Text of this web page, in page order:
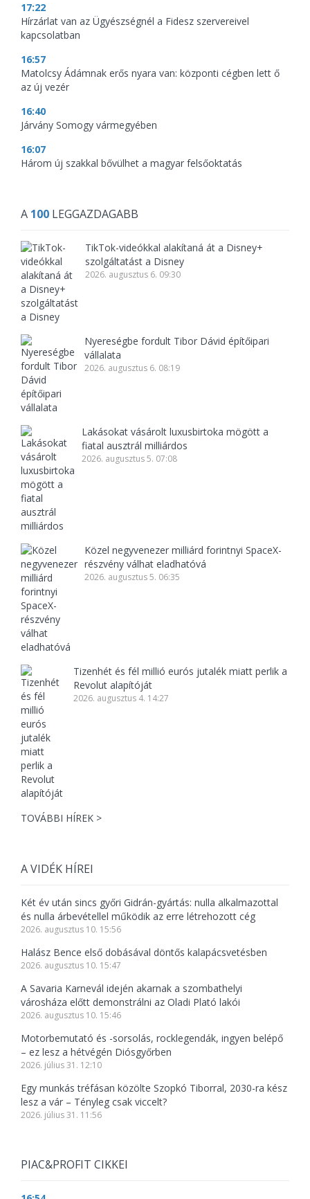
17:22
Hírzárlat van az Ügyészségnél a Fidesz szervereivel
kapcsolatban
16:57
Matolcsy Ádámnak erős nyara van: központi cégben lett ő
az új vezér
16:40
Járvány Somogy vármegyében
16:07
Három új szakkal bővülhet a magyar felsőoktatás
A 100 LEGGAZDAGABB
TikTok-videókkal alakítaná át a Disney+
szolgáltatást a Disney
2026. augusztus 6. 09:30
Nyereségbe fordult Tibor Dávid építőipari
vállalata
2026. augusztus 6. 08:19
Lakásokat vásárolt luxusbirtoka mögött a
fiatal ausztrál milliárdos
2026. augusztus 5. 07:08
Közel negyvenezer milliárd forintnyi SpaceX-
részvény válhat eladhatóvá
2026. augusztus 5. 06:35
Tizenhét és fél millió eurós jutalék miatt perlik a
Revolut alapítóját
2026. augusztus 4. 14:27
TOVÁBBI HÍREK >
A VIDÉK HÍREI
Két év után sincs győri Gidrán-gyártás: nulla alkalmazottal
és nulla árbevétellel működik az erre létrehozott cég
2026. augusztus 10. 15:56
Halász Bence első dobásával döntős kalapácsvetésben
2026. augusztus 10. 15:47
A Savaria Karnevál idején akarnak a szombathelyi
városháza előtt demonstrálni az Oladi Plató lakói
2026. augusztus 10. 15:46
Motorbemutató és -sorsolás, rocklegendák, ingyen belépő
– ez lesz a hétvégén Diósgyőrben
2026. július 31. 12:10
Egy munkás tréfásan közölte Szopkó Tiborral, 2030-ra kész
lesz a vár – Tényleg csak viccelt?
2026. július 31. 11:56
PIAC&PROFIT CIKKEI